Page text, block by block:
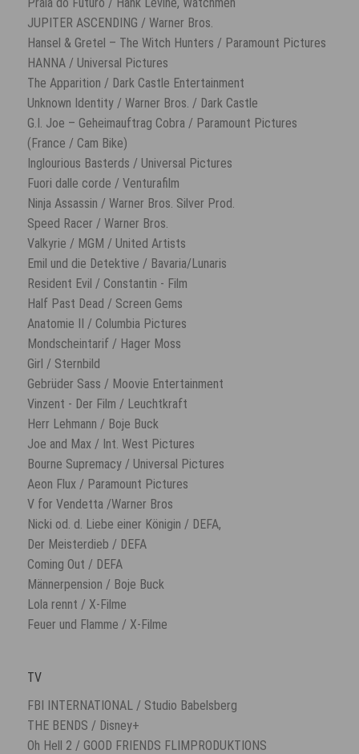
JUPITER ASCENDING / Warner Bros.
Hansel & Gretel – The Witch Hunters / Paramount Pictures
HANNA / Universal Pictures
The Apparition / Dark Castle Entertainment
Unknown Identity / Warner Bros. / Dark Castle
G.I. Joe – Geheimauftrag Cobra / Paramount Pictures
(France / Cam Bike)
Inglourious Basterds / Universal Pictures
Fuori dalle corde / Venturafilm
Ninja Assassin / Warner Bros. Silver Prod.
Speed Racer / Warner Bros.
Valkyrie / MGM / United Artists
Emil und die Detektive / Bavaria/Lunaris
Resident Evil / Constantin - Film
Half Past Dead / Screen Gems
Anatomie II / Columbia Pictures
Mondscheintarif / Hager Moss
Girl / Sternbild
Gebrüder Sass / Moovie Entertainment
Vinzent - Der Film / Leuchtkraft
Herr Lehmann / Boje Buck
Joe and Max / Int. West Pictures
Bourne Supremacy / Universal Pictures
Aeon Flux / Paramount Pictures
V for Vendetta /Warner Bros
Nicki od. d. Liebe einer Königin / DEFA,
Der Meisterdieb / DEFA
Coming Out / DEFA
Männerpension / Boje Buck
Lola rennt / X-Filme
Feuer und Flamme / X-Filme
TV
FBI INTERNATIONAL / Studio Babelsberg
THE BENDS / Disney+
Oh Hell 2 / GOOD FRIENDS FLIMPRODUKTIONS